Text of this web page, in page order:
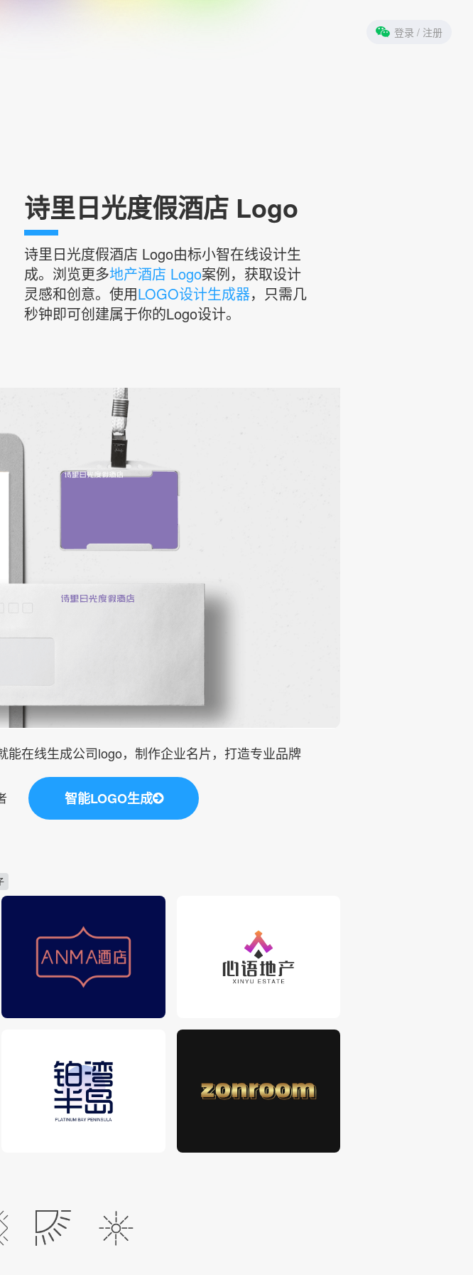
登录 / 注册
诗里日光度假酒店 Logo
诗里日光度假酒店 Logo由标小智在线设计生
成。浏览更多地产酒店 Logo案例，获取设计
灵感和创意。使用LOGO设计生成器，只需几
秒钟即可创建属于你的Logo设计。
在线生成公司logo，制作企业名片，打造专业品牌
智能LOGO生成